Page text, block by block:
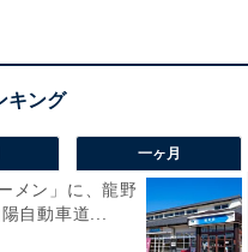
一ヶ月
メン」に、龍野
自動車道...